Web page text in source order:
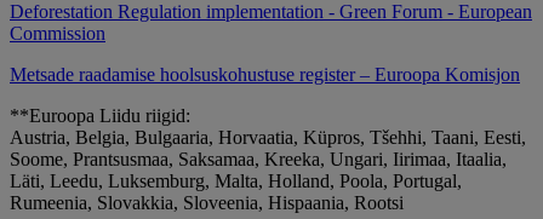
Deforestation Regulation implementation - Green Forum - European
Commission
Metsade raadamise hoolsuskohustuse register – Euroopa Komisjon
**Euroopa Liidu riigid:
Austria, Belgia, Bulgaaria, Horvaatia, Küpros, Tšehhi, Taani, Eesti,
Soome, Prantsusmaa, Saksamaa, Kreeka, Ungari, Iirimaa, Itaalia,
Läti, Leedu, Luksemburg, Malta, Holland, Poola, Portugal,
Rumeenia, Slovakkia, Sloveenia, Hispaania, Rootsi